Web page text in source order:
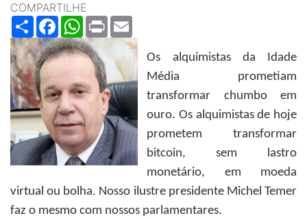
COMPARTILHE
ShareFacebookWhatsApp
Print
Os alquimistas da Idade
Média prometiam
transformar chumbo em
ouro. Os alquimistas de hoje
prometem transformar
bitcoin, sem lastro
monetário, em moeda
virtual ou bolha. Nosso ilustre presidente Michel Temer
faz o mesmo com nossos parlamentares.